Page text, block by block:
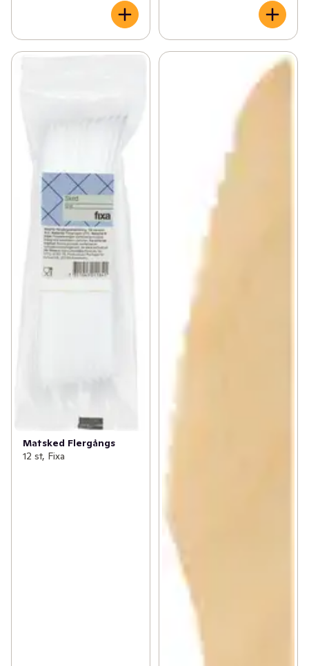
Matsked Flergångs
12 st, Fixa